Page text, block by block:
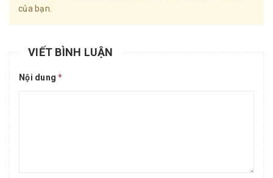
của bạn.
VIẾT BÌNH LUẬN
Nội dung*